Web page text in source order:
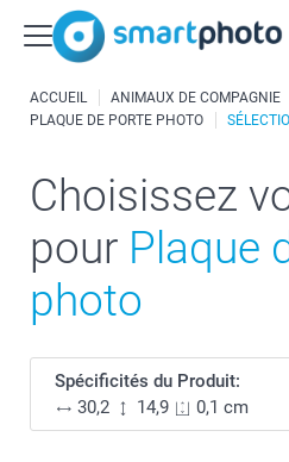
ACCUEIL
ANIMAUX DE COMPAGNIE
PLAQUE DE PORTE PHOTO
Choisissez
pour Plaque
photo
Spécificités du Produit:
30,2
14,9 0,1 cm